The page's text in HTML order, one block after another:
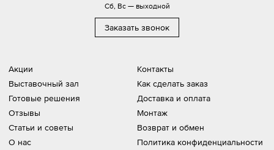
Акции
Выставочный зал
Готовые решения
Отзывы
Статьи и советы
О нас
Контакты
Как сделать заказ
Доставка и оплата
Монтаж
Возврат и обмен
Политика конфиденциальности
Сб, Вс — выходной
Заказать звонок